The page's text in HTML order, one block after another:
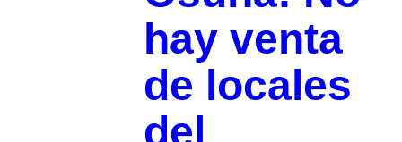
hay venta
de locales
del